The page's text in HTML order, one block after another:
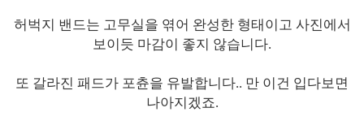
허벅지 밴드는 고무실을 엮어 완성한 형태이고 사진에서
보이듯 마감이 좋지 않습니다.
또 갈라진 패드가 포츈을 유발합니다.. 만 이건 입다보면
나아지겠죠.